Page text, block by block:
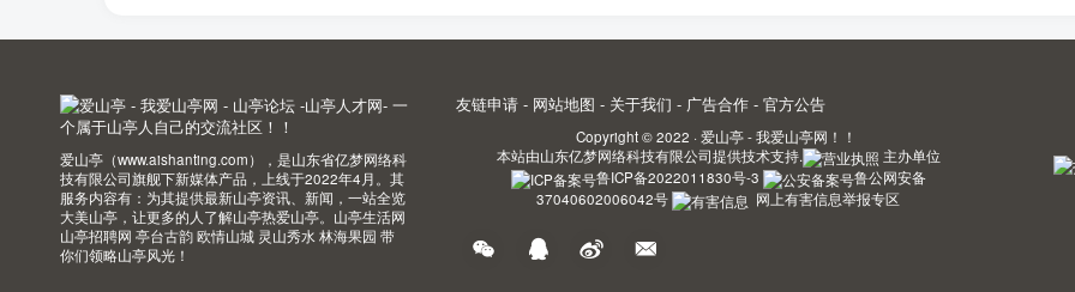
爱山亭（www.aishanting.com），是山东省亿梦网络科
技有限公司旗舰下新媒体产品，上线于2022年4月。其
服务内容有：为其提供最新山亭资讯、新闻，一站全览
大美山亭，让更多的人了解山亭热爱山亭。山亭生活网
山亭招聘网 亭台古韵 欧情山城 灵山秀水 林海果园 带
你们领略山亭风光！
友链申请 - 网站地图 - 关于我们 - 广告合作 - 官方公告
Copyright © 2022 · 爱山亭 - 我爱山亭网！！
本站由山东亿梦网络科技有限公司提供技术支持.
主办单位
鲁ICP备2022011830号-3
鲁公网安备
37040602006042号
网上有害信息举报专区